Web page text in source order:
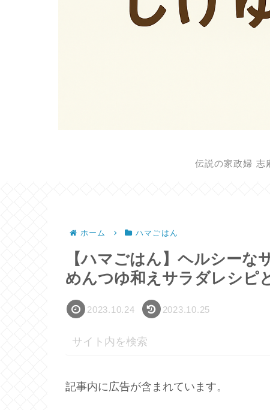
伝説の家政婦 志
ホーム ハマごはん
【ハマごはん】ヘルシー
めんつゆ和えサラダレシピ
2023.10.24 2023.10.25
記事内に広告が含まれています。